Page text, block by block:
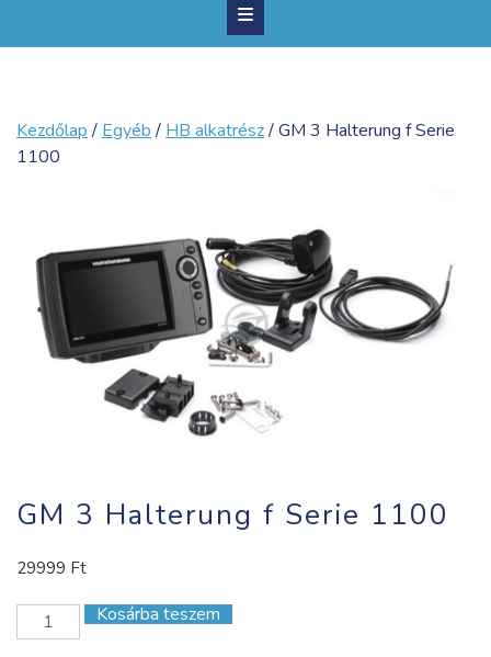
Kezdőlap/ Egyéb/ HB alkatrész/ GM 3 Halterung f Serie
1100
GM 3 Halterung f Serie 1100
29999 Ft
3
Kosárba teszem